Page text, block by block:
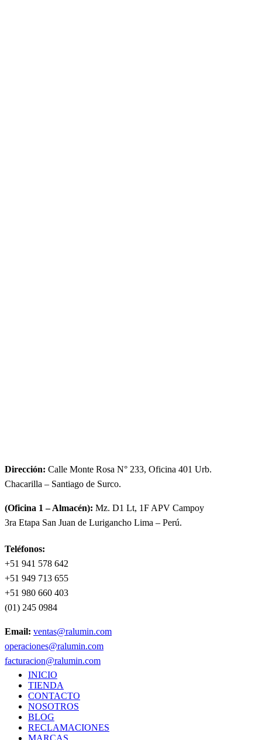
Dirección: Calle Monte Rosa N° 233, Oficina 401 Urb.
Chacarilla – Santiago de Surco.
(Oficina 1 – Almacén): Mz. D1 Lt, 1F APV Campoy
3ra Etapa San Juan de Lurigancho Lima – Perú.
Teléfonos:
+51 941 578 642
+51 949 713 655
+51 980 660 403
(01) 245 0984
Email: ventas@ralumin.com
operaciones@ralumin.com
facturacion@ralumin.com
INICIO
TIENDA
CONTACTO
NOSOTROS
BLOG
RECLAMACIONES